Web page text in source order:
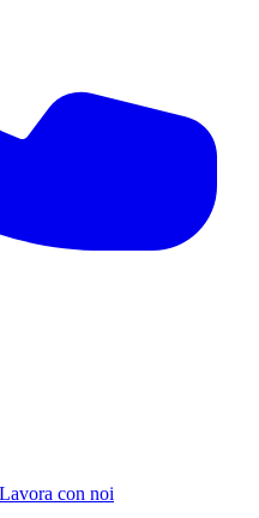
Lavora con noi